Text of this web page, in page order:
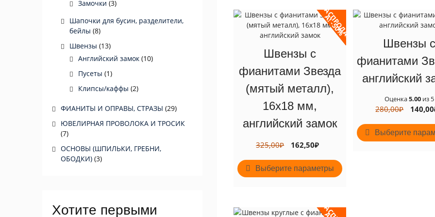
Р
А
С
П
Р
О
Д
А
Ж
А
!
-
5
0
%
Швензы с
фианитами Звезда
(мятый металл),
16х18 мм,
английский замок
325,00₽
Первоначальная
составляла
325,00₽.
162,50₽
162,50₽.
Выберите параметры
товар
Опции
Швензы с
фианитами
английский
Оценка5.00 из 5
280,00₽
280,00₽.
140,00
Выберите
Замочки (3)
Шапочки для бусин, разделители,
бейлы (8)
Швензы (13)
Английский замок (10)
Пусеты (1)
Клипсы/каффы (2)
ФИАНИТЫ И ОПРАВЫ, СТРАЗЫ (29)
ЮВЕЛИРНАЯ ПРОВОЛОКА И ТРОСИК
(7)
ОСНОВЫ (ШПИЛЬКИ, ГРЕБНИ,
ОБОДКИ) (3)
Хотите первыми